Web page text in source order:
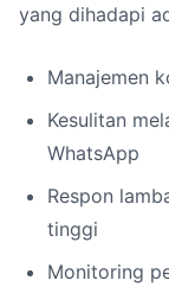
yang dihadapi
Manajemen
Kesulitan
WhatsApp
Respon
tinggi
Monitoring